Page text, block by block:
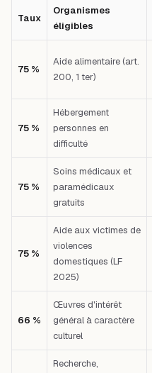
Taux
Organismes
éligibles
75 %
Aide alimentaire (art.
200, 1 ter)
75 %
Hébergement
personnes en
difficulté
75 %
Soins médicaux et
paramédicaux
gratuits
75 %
Aide aux victimes de
violences
domestiques (LF
2025)
66 %
Œuvres d'intérêt
général à caractère
culturel
Recherche,